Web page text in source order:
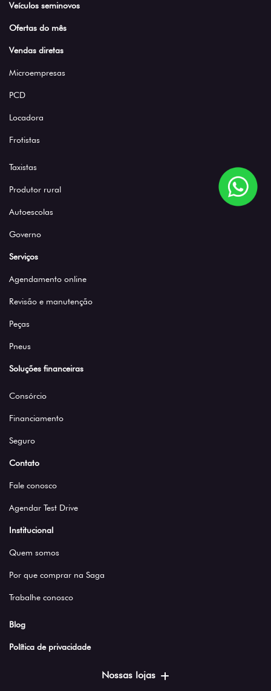
Veículos seminovos
Ofertas do mês
Vendas diretas
Microempresas
PCD
Locadora
Frotistas
Taxistas
Produtor rural
Autoescolas
Governo
Serviços
Agendamento online
Revisão e manutenção
Peças
Pneus
Soluções financeiras
Consórcio
Financiamento
Seguro
Contato
Fale conosco
Agendar Test Drive
Institucional
Quem somos
Por que comprar na Saga
Trabalhe conosco
Blog
Política de privacidade
Nossas lojas